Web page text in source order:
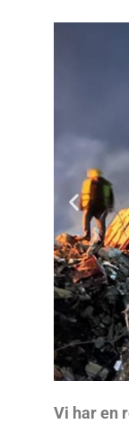
Vi har en